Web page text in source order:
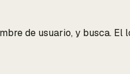
de usuario, y busca.